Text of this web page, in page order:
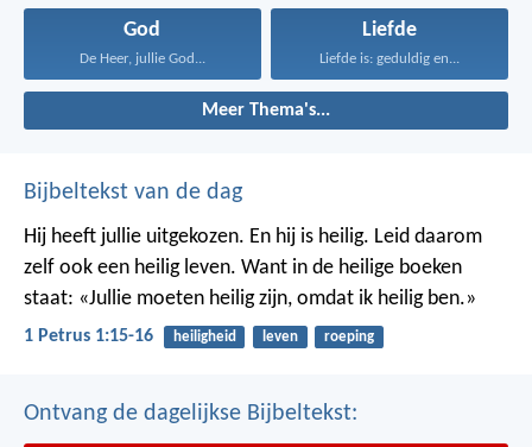
God
De Heer, jullie God...
Liefde
Liefde is: geduldig en...
Meer Thema's...
Bijbeltekst van de dag
Hij heeft jullie uitgekozen. En hij is heilig. Leid daarom
zelf ook een heilig leven. Want in de heilige boeken
staat: «Jullie moeten heilig zijn, omdat ik heilig ben.»
1 Petrus 1:15-16 heiligheid leven roeping
Ontvang de dagelijkse Bijbeltekst: